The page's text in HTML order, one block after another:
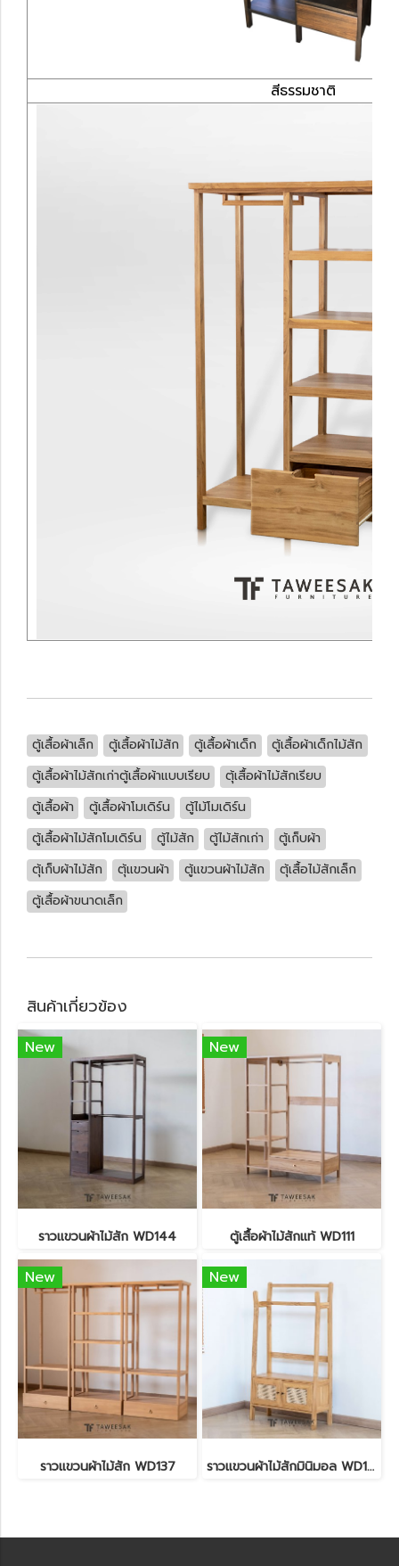
สีธรรมชาติ
ตู้เสื้อผ้าเล็ก ตู้เสื้อผ้าไม้สัก ตู้เสื้อผ้าเด็ก
ตู้เสื้อผ้าเด็กไม้สัก
ตู้เสื้อผ้าไม้สักเก่าตู้เสื้อผ้าแบบเรียบ
ตุ้เสื้อผ้าไม้สักเรียบ
ตู้เสื้อผ้า
ตู้เสื้อผ้าโมเดิร์น
ตู้ไม้โมเดิร์น
ตู้เสื้อผ้าไม้สักโมเดิร์น
ตู้ไม้สัก ตู้ไม้สักเก่า
ตู้เก็บผ้า
ตุ้เก็บผ้าไม้สัก
ตุ้แขวนผ้า ตู้แขวนผ้าไม้สัก
ตุ้เสื้อไม้สักเล็ก
ตู้เสื้อผ้าขนาดเล็ก
สินค้าเกี่ยวข้อง
New
ราวแขวนผ้าไม้สัก WD144
New
ตู้เสื้อผ้าไม้สักแท้ WD111
New
ราวแขวนผ้าไม้สัก WD137
New
ราวแขวนผ้าไม้สักมินิมอล WD118